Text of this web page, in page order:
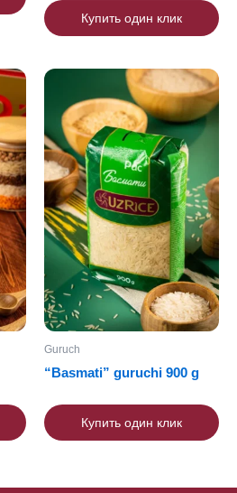
Купить один клик
Guruch
“Basmati” guruchi 900 g
Купить один клик